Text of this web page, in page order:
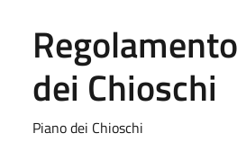
dei Chioschi
Piano dei Chioschi